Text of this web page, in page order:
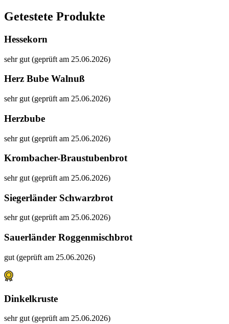
Getestete Produkte
Hessekorn
sehr gut (geprüft am 25.06.2026)
Herz Bube Walnuß
sehr gut (geprüft am 25.06.2026)
Herzbube
sehr gut (geprüft am 25.06.2026)
Krombacher-Braustubenbrot
sehr gut (geprüft am 25.06.2026)
Siegerländer Schwarzbrot
sehr gut (geprüft am 25.06.2026)
Sauerländer Roggenmischbrot
gut (geprüft am 25.06.2026)
Dinkelkruste
sehr gut (geprüft am 25.06.2026)